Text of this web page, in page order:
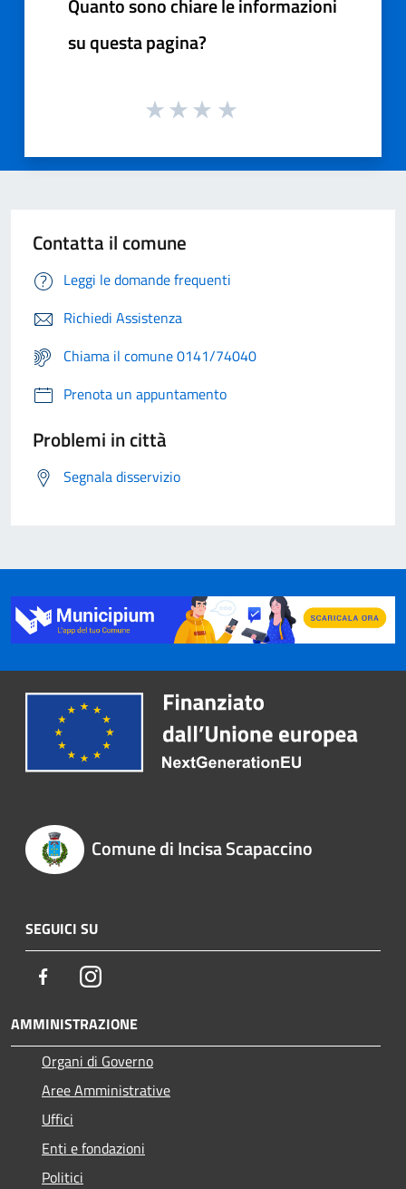
Quanto sono chiare le informazioni
su questa pagina?
Contatta il comune
Leggi le domande frequenti
Richiedi Assistenza
Chiama il comune 0141/74040
Prenota un appuntamento
Problemi in città
Segnala disservizio
Comune di Incisa Scapaccino
SEGUICI SU
FacebookInstagram
AMMINISTRAZIONE
Organi di Governo
Aree Amministrative
Uffici
Enti e fondazioni
Politici